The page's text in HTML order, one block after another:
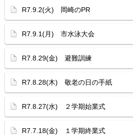
R7.9.2(火) 岡崎のPR
R7.9.1(月) 市水泳大会
R7.8.29(金) 避難訓練
R7.8.28(木) 敬老の日の手紙
R7.8.27(水) ２学期始業式
R7.7.18(金) １学期終業式